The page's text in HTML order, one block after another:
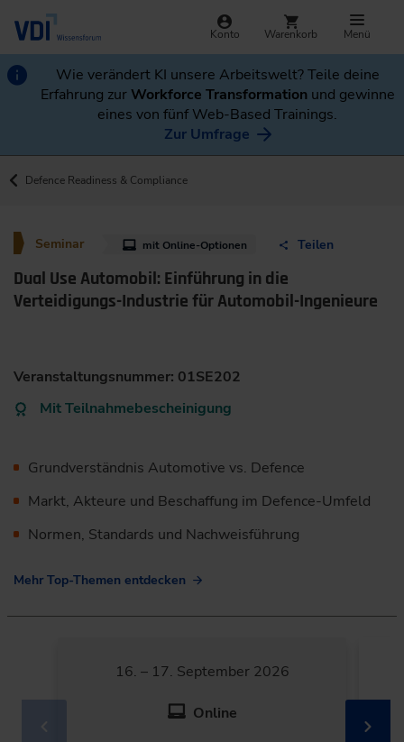
Konto Warenkorb Menü
Wie verändert KI unsere Arbeitswelt? Teile deine
Erfahrung zurWorkforce Transformation und gewinne
eines von fünf Web-Based Trainings.
Zur Umfrage
Defence Readiness & Compliance
Seminar mit Online-Optionen Teilen
Dual Use Automobil: Einführung in die
Verteidigungs-Industrie für Automobil-Ingenieure
Veranstaltungsnummer: 01SE202
Mit Teilnahmebescheinigung
Grundverständnis Automotive vs. Defence
Markt, Akteure und Beschaffung im Defence-Umfeld
Normen, Standards und Nachweisführung
Mehr Top-Themen entdecken
16. – 17. September 2026
Online